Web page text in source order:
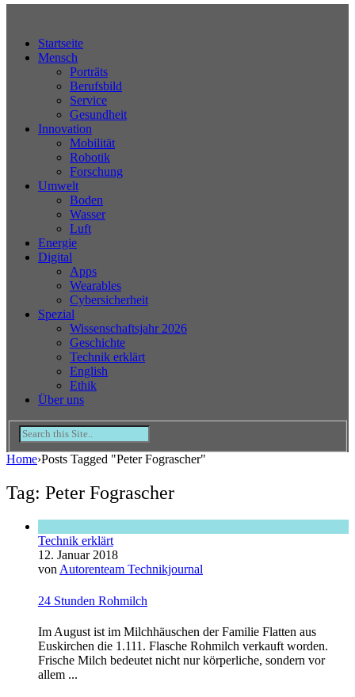
Startseite
Mensch
Porträts
Berufsbild
Service
Gesundheit
Innovation
Mobilität
Robotik
Forschung
Umwelt
Boden
Wasser
Luft
Energie
Digital
Apps
Wearables
Cybersicherheit
Spezial
Wissenschaftsjahr 2026
Geschichte
Technik erklärt
English
Ethik
Über uns
Home›Posts Tagged "Peter Fograscher"
Tag: Peter Fograscher
Technik erklärt
12. Januar 2018
von Autorenteam Technikjournal
24 Stunden Rohmilch
Im August ist im Milchhäuschen der Familie Flatten aus
Euskirchen die 1.111. Flasche Rohmilch verkauft worden.
Frische Milch bedeutet nicht nur körperliche, sondern vor
allem ...